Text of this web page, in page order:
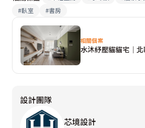
#臥室 #書房
相關個案
水沐紓壓貓貓宅│
設計團隊
芯境設計